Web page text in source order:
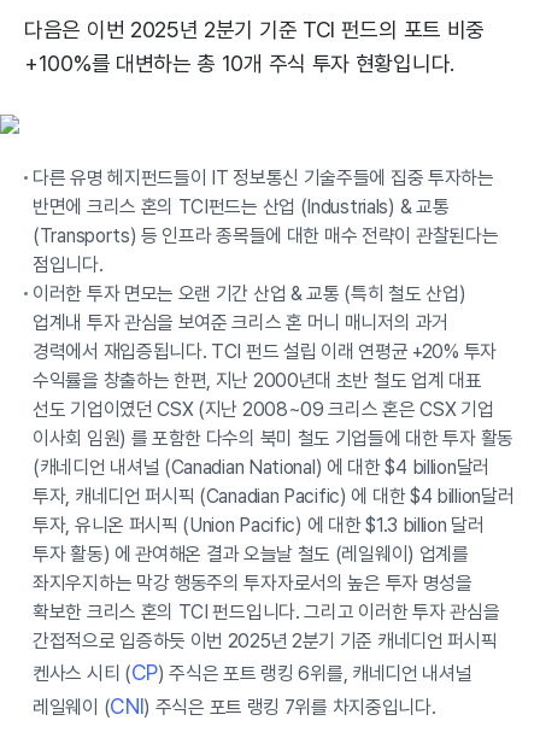
다음은 이번 2025년 2분기 기준 TCI 펀드의 포트 비중
+100%를 대변하는 총 10개 주식 투자 현황입니다.
다른 유명 헤지펀드들이 IT 정보통신 기술주들에 집중 투자하는
반면에 크리스 혼의 TCI펀드는 산업 (Industrials) & 교통
(Transports) 등 인프라 종목들에 대한 매수 전략이 관찰된다는
점입니다.
이러한 투자 면모는 오랜 기간 산업 & 교통 (특히 철도 산업)
업계내 투자 관심을 보여준 크리스 혼 머니 매니저의 과거
경력에서 재입증됩니다. TCI 펀드 설립 이래 연평균 +20% 투자
수익률을 창출하는 한편, 지난 2000년대 초반 철도 업계 대표
선도 기업이였던 CSX (지난 2008~09 크리스 혼은 CSX 기업
이사회 임원) 를 포함한 다수의 북미 철도 기업들에 대한 투자 활동
(캐네디언 내셔널 (Canadian National) 에 대한 $4 billion달러
투자, 캐네디언 퍼시픽 (Canadian Pacific) 에 대한 $4 billion달러
투자, 유니온 퍼시픽 (Union Pacific) 에 대한 $1.3 billion 달러
투자 활동) 에 관여해온 결과 오늘날 철도 (레일웨이) 업계를
좌지우지하는 막강 행동주의 투자자로서의 높은 투자 명성을
확보한 크리스 혼의 TCI 펀드입니다. 그리고 이러한 투자 관심을
간접적으로 입증하듯 이번 2025년 2분기 기준 캐네디언 퍼시픽
켄사스 시티 (CP) 주식은 포트 랭킹 6위를, 캐네디언 내셔널
레일웨이 (CNI) 주식은 포트 랭킹 7위를 차지중입니다.